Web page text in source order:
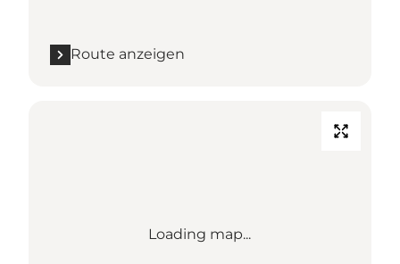
Route anzeigen
Loading map...